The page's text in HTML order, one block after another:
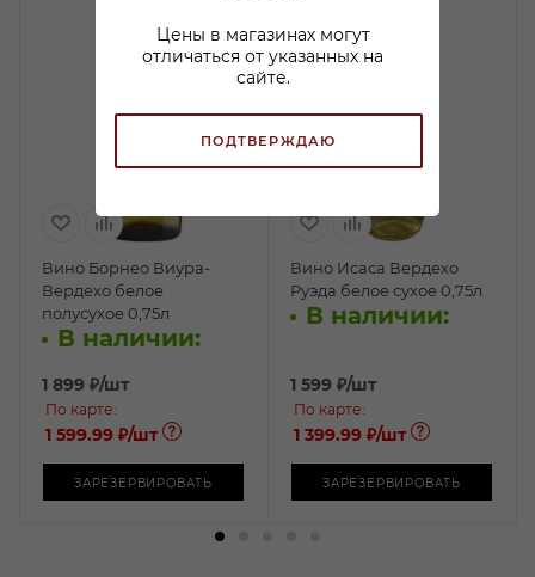
Цены в магазинах могут
отличаться от указанных на
сайте.
ПОДТВЕРЖДАЮ
Вино Борнео Виура-
Вердехо белое
полусухое 0,75л
В наличии:
1 899 ₽/шт
По карте:
1 599.99 ₽/шт
ЗАРЕЗЕРВИРОВАТЬ
Вино Исаса Вердехо
Руэда белое сухое 0,75л
В наличии:
1 599 ₽/шт
По карте:
1 399.99 ₽/шт
ЗАРЕЗЕРВИРОВАТЬ